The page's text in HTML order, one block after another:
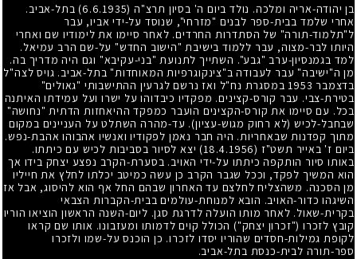
בן יהודה-אריה ומלכה. נולד ביום ה' בסיון תרצ"ה (6.6.1935)
בתל-אביב.
אחרי שלמד בבית-ספר לבנים "מזרחי", שנוסד על-ידי אביו, עבר
ל"תלמוד-תורה" של הסתדרות החרדים. לאחר סיימו את לימודיו שם ואחרי
היותו לבר-מצוה, עבר ללמוד בישיבת "הישוב החדש" על-שם הרב עמיאל.
למד בגמנסיון-ערב "גבע". השתייך לתנועת "בני-עקיבא" וגם היה מדריך בה.
מן ה"ישיבה" עבר לעבודה ב"צינקוגרפיות המאוחדות" בתל-אביב. גויס לצה"ל
בדצמבר 1953במסגרת נח"ל ואז נרשם לגרעין ההתישבותי "גאולים"
בטירת-צבי. עבר קורס-קצינים. מפקדיו כיבדוהו על ישרו ועל עמידתו האיתנה
בכל. עם סיימו את קורס-הקצינים הועבר כמפקד ההיאחזות הדתית "נחושה"
שבחבל-לכיש (לא רחוק מגוש-עציון). עד-מהרה השתלט על העניינים במקום
מתוך קפדנות שבאחריות. היה חבר נאמן לפקודיו ואנשיו אהבוהו אהבת-נפש.
ביום ז' באייר תשט"ז (18.4.1956)
יצא לסיור בסביבות לכיש עם כיתתו.
באותו סיור הותקפה כיתתו על-ידי האויב. בסערת-הקרב נפצע יצחק בידו אך
הוא המשיך לפקד, וככל שגבר הקרב כן עשה כמיטב יכלתו לחלץ את חייליו
מן הסכנה. משהצליח לחלצם עד האחרון שבהם החל אף הוא להיסוג, אבל אז
השיגהו כדור-האויב. הובא למנוחת-עולמים בבית-הקברות הצבאי
בקרית-שאול. לאחר מותו הועלה לדרגת סגן. ליום-השנה הראשון הוציאו הוריו
קובץ לזכרו ("זכרון יצחק") הכולל קוים לדמותו ומעזבונו. אותו שם קראו
לקופת גמילות-חסדים שהוריו יסדו לזכרו. כן הוכנס על-שמו ולזכרו
ספר-תורה לבית-כנסת בתל-אביב.